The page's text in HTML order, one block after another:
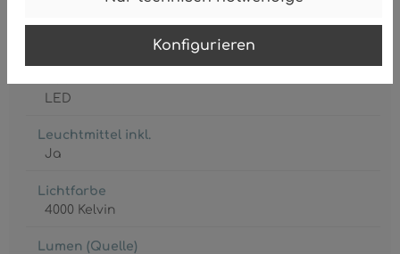
Konfigurieren
Leistungsaufnahme
LED
Leuchtmittel inkl.
Ja
Lichtfarbe
4000 Kelvin
Lumen (Quelle)